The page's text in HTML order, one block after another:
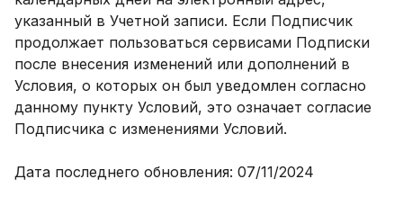
указанный в Учетной записи. Если Подписчик
продолжает пользоваться сервисами Подписки
после внесения изменений или дополнений в
Условия, о которых он был уведомлен согласно
данному пункту Условий, это означает согласие
Подписчика с изменениями Условий.
Дата последнего обновления: 07/11/2024